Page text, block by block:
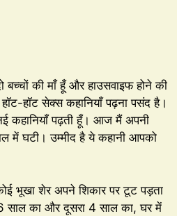
की माँ हूँ और हाउसवाइफ होने की
हॉट सेक्स कहानियाँ पढ़ना पसंद है।
कहानियाँ पढ़ती हूँ। आज मैं अपनी
में घटी। उम्मीद है ये कहानी आपको
भूखा शेर अपने शिकार पर टूट पड़ता
साल का और दूसरा 4 साल का, घर में